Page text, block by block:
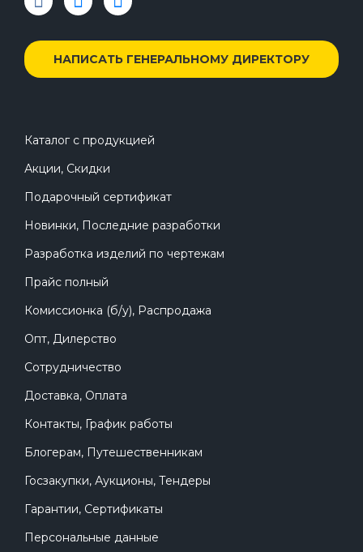
НАПИСАТЬ ГЕНЕРАЛЬНОМУ ДИРЕКТОРУ
Каталог с продукцией
Акции, Скидки
Подарочный сертификат
Новинки, Последние разработки
Разработка изделий по чертежам
Прайс полный
Комиссионка (б/у), Распродажа
Опт, Дилерство
Сотрудничество
Доставка, Оплата
Контакты, График работы
Блогерам, Путешественникам
Госзакупки, Аукционы, Тендеры
Гарантии, Сертификаты
Персональные данные